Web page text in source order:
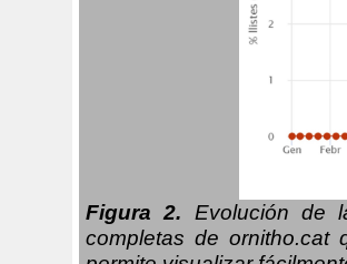
Figura 2. Evolución de
completas de